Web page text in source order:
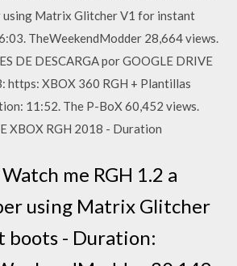
using Matrix Glitcher V1 for instant
TheWeekendModder 28,664 views.
DE DESCARGA por GOOGLE DRIVE
https: XBOX 360 RGH + Plantillas
11:52. The P-BoX 60,452 views.
XBOX RGH 2018 - Duration
me RGH 1.2 a
using Matrix Glitcher
boots - Duration: